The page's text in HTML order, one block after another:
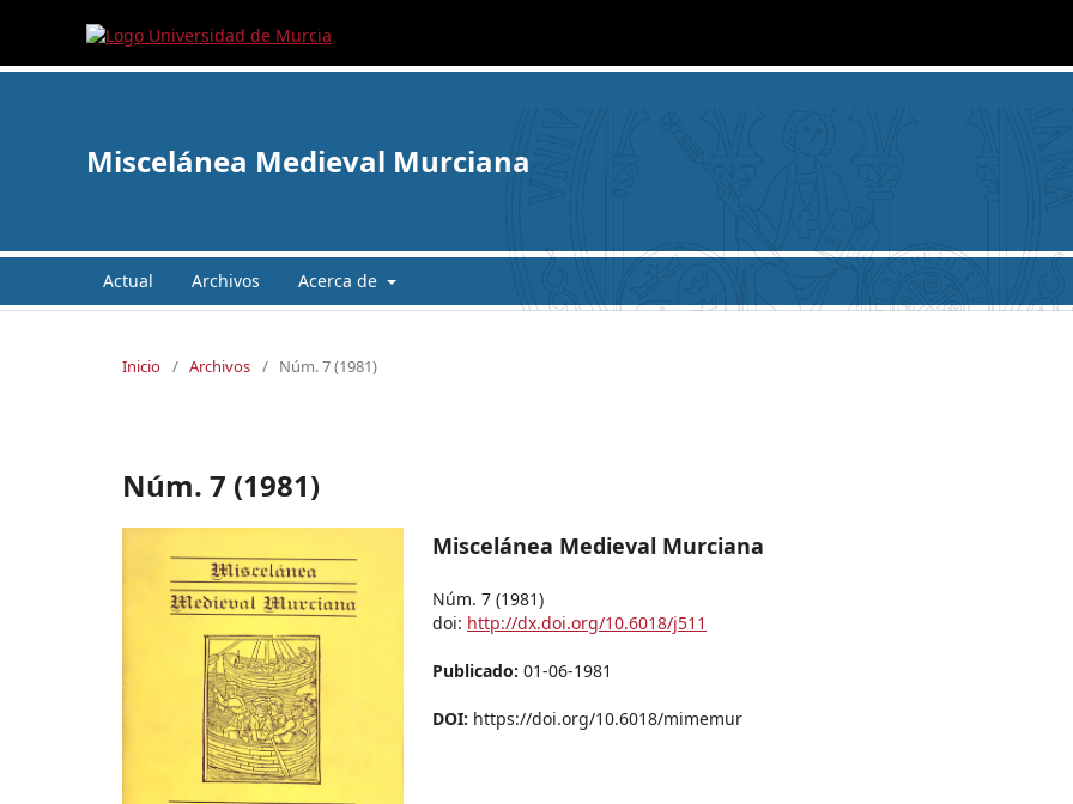
Miscelánea Medieval Murciana
Actual Archivos Acerca de
Inicio / Archivos / Núm. 7 (1981)
Núm. 7 (1981)
Miscelánea Medieval Murciana
Núm. 7 (1981)
doi: http://dx.doi.org/10.6018/j511
Publicado: 01-06-1981
DOI: https://doi.org/10.6018/mimemur